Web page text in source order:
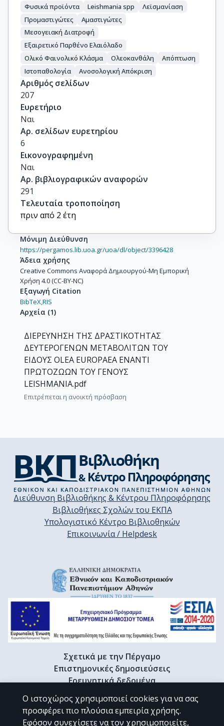
Φυσικά προϊόντα Leishmania spp
Λεϊσμανίαση
Προμαστιγώτες
Αμαστιγώτες
Μεσογειακή Διατροφή
Εξαιρετικό Παρθένο Ελαιόλαδο
Ολικό Φαινολικό Κλάσμα
Ολεοκανθάλη
Απόπτωση
Ιστοπαθολογία
Ανοσολογική Απόκριση
Αριθμός σελίδων
207
Ευρετήριο
Ναι
Αρ. σελίδων ευρετηρίου
6
Εικονογραφημένη
Ναι
Αρ. βιβλιογραφικών αναφορών
291
Τελευταία τροποποίηση
πριν από 2 έτη
Μόνιμη Διεύθυνση
https://pergamos.lib.uoa.gr/uoa/dl/object/3396428
Άδεια χρήσης
Creative Commons Αναφορά Δημιουργού-Μη Εμπορική
Χρήση 4.0 (CC-BY-NC)
Εξαγωγή Citation
BibTeX,RIS
Αρχεία (1)
ΔΙΕΡΕΥΝΗΣΗ ΤΗΣ ΔΡΑΣΤΙΚΟΤΗΤΑΣ
ΔΕΥΤΕΡΟΓΕΝΩΝ ΜΕΤΑΒΟΛΙΤΩΝ ΤΟΥ
ΕΙΔΟΥΣ OLEA EUROPAEA ΕΝΑΝΤΙ
ΠΡΩΤΟΖΩΩΝ ΤΟΥ ΓΕΝΟΥΣ
LEISHMANIA.pdf
Επιτρέπεται η ανοικτή πρόσβαση
Διεύθυνση Βιβλιοθήκης & Κέντρου Πληροφόρησης
Βιβλιοθήκες Σχολών του ΕΚΠΑ
Υπολογιστικό Κέντρο Βιβλιοθηκών
Επικοινωνία / Helpdesk
Σχετικά με την Πέργαμο
Επιστημονικές δημοσιεύσεις
Ερευνητικά δεδομένα
Διδακτορικές διατριβές & Γκρίζα βιβλιογραφία
Προφίλ Ερευνητή
Ο ιστοχώρος χρησιμοποιεί cookies για να σας
προσφέρει πιο πλούσια εμπειρία χρήσης.
Εφόσον συνεχίσετε να τον χρησιμοποιείτε,